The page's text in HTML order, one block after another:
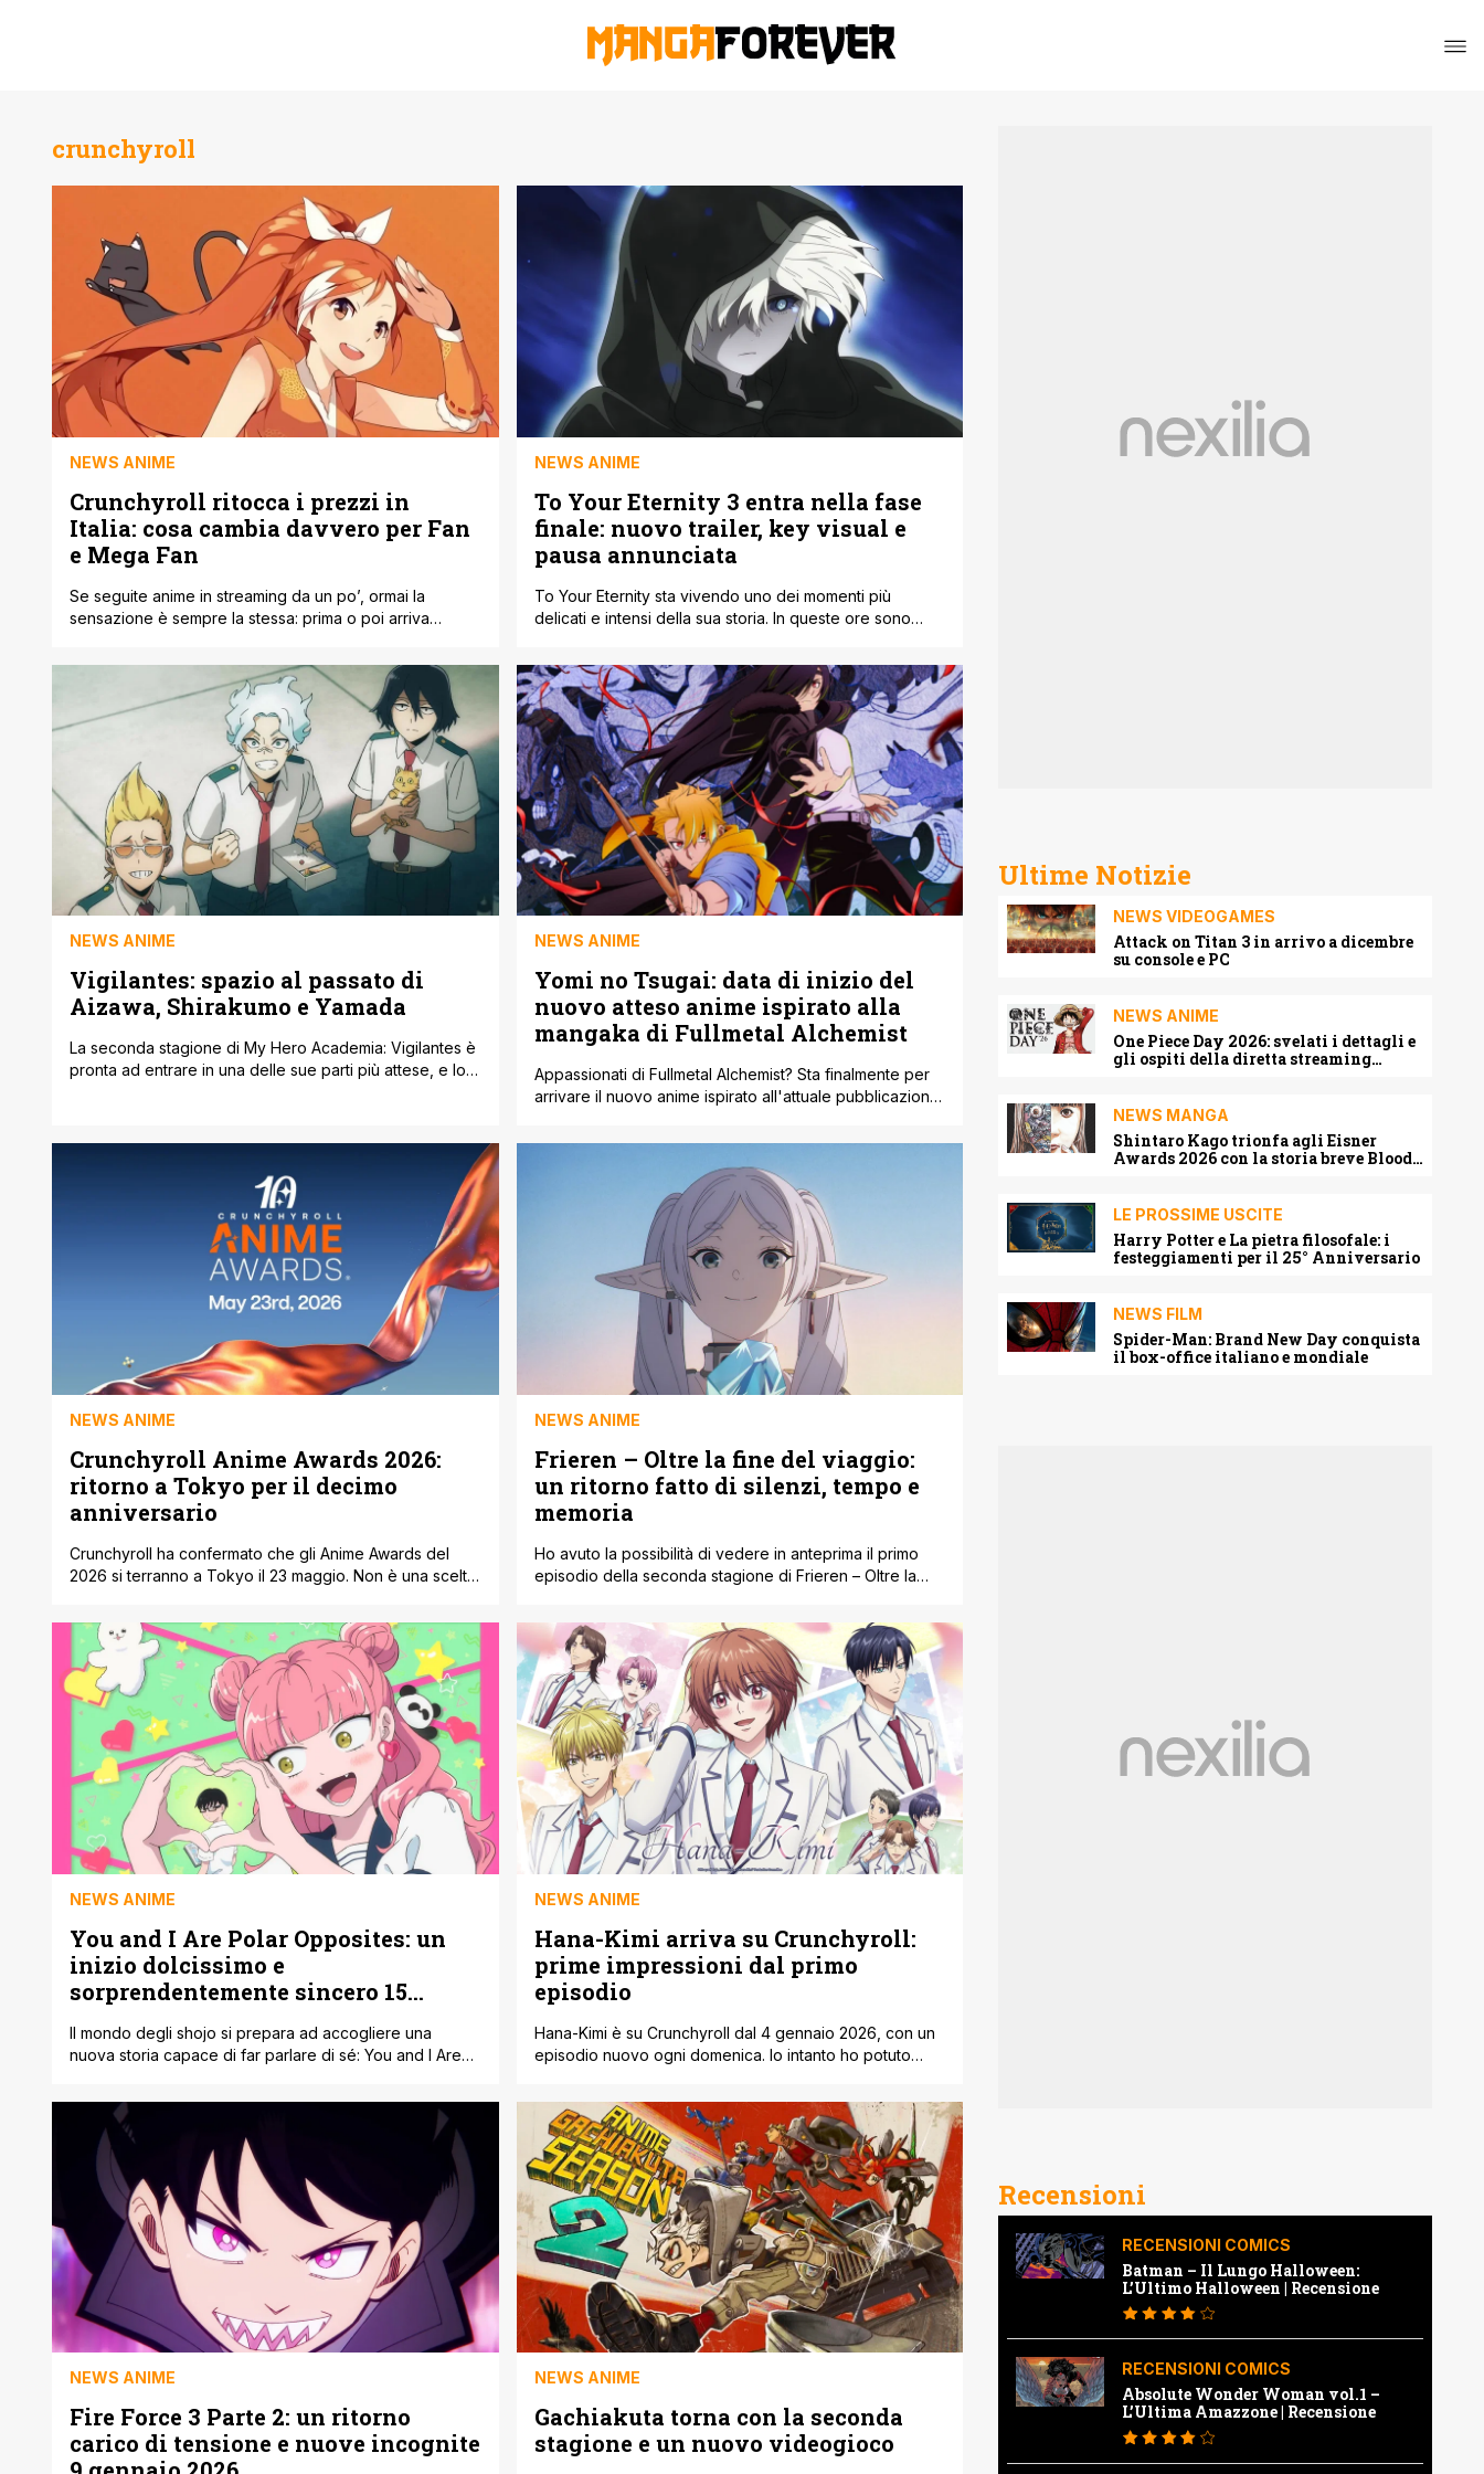
crunchyroll
NEWS ANIME
Crunchyroll ritocca i prezzi in
Italia: cosa cambia davvero per Fan
e Mega Fan
Se seguite anime in streaming da un po’, ormai la
sensazione è sempre la stessa: prima o poi arriva
deciso di ritoccare i prezzi degli abbonamenti Fan e
Mega Fan anche qui da noi. Se vi iscrivete adesso, i
nuovi costi sono già quelli aggiornati; se [']
NEWS ANIME
To Your Eternity 3 entra nella fase
finale: nuovo trailer, key visual e
pausa annunciata
To Your Eternity sta vivendo uno dei momenti più
delicati e intensi della sua storia. In queste ore sono
promozionale della terza stagione dell’anime tratto dal
manga di Yoshitoki Ōima. Materiale che conferma una
cosa: la storia sta entrando nella fase finale del Modern
World Arc. [']
NEWS ANIME
Vigilantes: spazio al passato di
Aizawa, Shirakumo e Yamada
La seconda stagione di My Hero Academia: Vigilantes è
pronta ad entrare in una delle sue parti più attese, e lo
NEWS ANIME
Yomi no Tsugai: data di inizio del
nuovo atteso anime ispirato alla
mangaka di Fullmetal Alchemist
Appassionati di Fullmetal Alchemist? Sta finalmente per
arrivare il nuovo anime ispirato all'attuale pubblicazione
anche come Daemons of the Shadow Realm). Aniplex
ha diffuso un nuovo trailer con scene inedite le quali
rivelano informazioni chiave sulla serie. Il nuovo atteso
anime debutterà, difatti, il 4 aprile 2026 [']
NEWS ANIME
Crunchyroll Anime Awards 2026:
ritorno a Tokyo per il decimo
anniversario
Crunchyroll ha confermato che gli Anime Awards del
2026 si terranno a Tokyo il 23 maggio. Non è una scelta
edizione dell’evento. Tornare in Giappone, proprio per
questo anniversario, sembra quasi una scelta naturale
per una cerimonia nata per celebrare l’animazione
giapponese e chi la realizza [']
NEWS ANIME
Frieren – Oltre la fine del viaggio:
un ritorno fatto di silenzi, tempo e
memoria
Ho avuto la possibilità di vedere in anteprima il primo
episodio della seconda stagione di Frieren – Oltre la
serie è esattamente come lo ricordavamo, ma con una
consapevolezza ancora più profonda. L’episodio 1 sarà
disponibile su Crunchyroll dal 16 gennaio, e rappresenta
un [']
NEWS ANIME
You and I Are Polar Opposites: un
inizio dolcissimo e
sorprendentemente sincero 15
Il mondo degli shojo si prepara ad accogliere una
nuova storia capace di far parlare di sé: You and I Are
gennaio su Crunchyroll, con nuovi episodi ogni
domenica, ma già da questi primi due episodi si
percepisce chiaramente quale sarà il suo punto di forza:
la spontaneità. [']
NEWS ANIME
Hana-Kimi arriva su Crunchyroll:
prime impressioni dal primo
episodio
Hana-Kimi è su Crunchyroll dal 4 gennaio 2026, con un
episodio nuovo ogni domenica. Io intanto ho potuto
stata buona fin dai primi minuti. Si vede che c’è
attenzione per il materiale originale, ma non dà mai la
sensazione di essere “vecchio” o fuori tempo. Anche
[']
NEWS ANIME
Fire Force 3 Parte 2: un ritorno
carico di tensione e nuove incognite
NEWS ANIME
Gachiakuta torna con la seconda
stagione e un nuovo videogioco
Ultime Notizie
NEWS VIDEOGAMES
Attack on Titan 3 in arrivo a dicembre
su console e PC
NEWS ANIME
One Piece Day 2026: svelati i dettagli e
gli ospiti della diretta streaming
NEWS MANGA
Shintaro Kago trionfa agli Eisner
Awards 2026 con la storia breve Blood
LE PROSSIME USCITE
Harry Potter e La pietra filosofale: i
festeggiamenti per il 25° Anniversario
NEWS FILM
Spider-Man: Brand New Day conquista
il box-office italiano e mondiale
Recensioni
RECENSIONI COMICS
Batman – Il Lungo Halloween:
L’Ultimo Halloween | Recensione
RECENSIONI COMICS
Absolute Wonder Woman vol.1 –
L’Ultima Amazzone | Recensione